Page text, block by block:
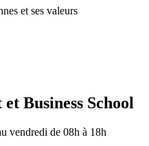
et ses valeurs
Business School
vendredi de 08h à 18h